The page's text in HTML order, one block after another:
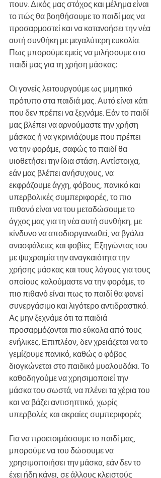
πουν. Δικός μας στόχος και μέλημα είναι
το πώς θα βοηθήσουμε το παιδί μας να
προσαρμοστεί και να κατανοήσει την νέα
αυτή συνθήκη με μεγαλύτερη ευκολία.
Πως μπορούμε εμείς να μιλήσουμε στο
παιδί μας για τη χρήση μάσκας;
Οι γονείς λειτουργούμε ως μιμητικό
πρότυπο στα παιδιά μας. Αυτό είναι κάτι
που δεν πρέπει να ξεχνάμε. Εάν το παιδί
μας βλέπει να αρνούμαστε την χρήση
μάσκας ή να γκρινιάζουμε που πρέπει
να την φοράμε, σαφώς το παιδί θα
υιοθετήσει την ίδια στάση. Αντίστοιχα,
εάν μας βλέπει ανήσυχους, να
εκφράζουμε άγχη, φόβους, πανικό και
υπερβολικές συμπεριφορές, το πιο
πιθανό είναι να του μεταδώσουμε το
άγχος μας για τη νέα αυτή συνθήκη, με
κίνδυνο να αποδιοργανωθεί, να βγάλει
ανασφάλειες και φοβίες. Εξηγώντας του
με ψυχραιμία την αναγκαιότητα την
χρήσης μάσκας και τους λόγους για τους
οποίους καλούμαστε να την φοράμε, το
πιο πιθανό είναι πως το παιδί θα φανεί
συνεργάσιμο και λιγότερο αντιδραστικό.
Ας μην ξεχνάμε ότι τα παιδιά
προσαρμόζονται πιο εύκολα από τους
ενήλικες. Επιπλέον, δεν χρειάζεται να το
γεμίζουμε πανικό, καθώς ο φόβος
διογκώνεται στο παιδικό μυαλουδάκι. Το
καθοδηγούμε να χρησιμοποιεί την
μάσκα του σωστά, να πλένει τα χέρια του
και να βάζει αντισηπτικό, χωρίς
υπερβολές και ακραίες συμπεριφορές.
Για να προετοιμάσουμε το παιδί μας,
μπορούμε να του δώσουμε να
χρησιμοποιήσει την μάσκα, εάν δεν το
έχει ήδη κάνει, σε άλλους κλειστούς